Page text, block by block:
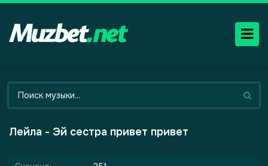
Лейла - Эй сестра привет привет